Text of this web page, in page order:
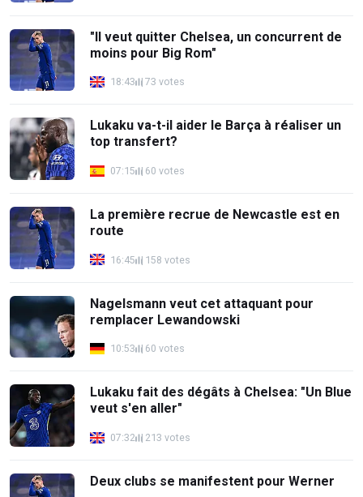
"Il veut quitter Chelsea, un concurrent de
moins pour Big Rom"
18:43 73 votes
Lukaku va-t-il aider le Barça à réaliser un
top transfert?
07:15 60 votes
La première recrue de Newcastle est en
route
16:45 158 votes
Nagelsmann veut cet attaquant pour
remplacer Lewandowski
10:53 60 votes
Lukaku fait des dégâts à Chelsea: "Un Blue
veut s'en aller"
07:32 213 votes
Deux clubs se manifestent pour Werner